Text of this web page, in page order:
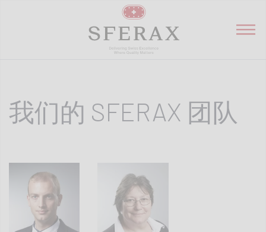
我们的 SFERAX 团队